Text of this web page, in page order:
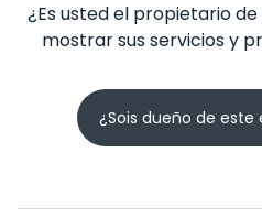
¿Es usted el propietario
mostrar sus servicios y
¿Sois dueño de